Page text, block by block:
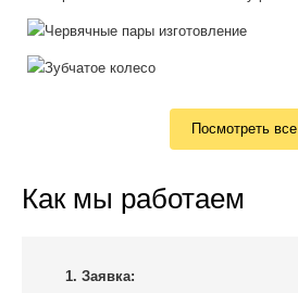
Посмотреть все
Как мы работаем
1. Заявка: